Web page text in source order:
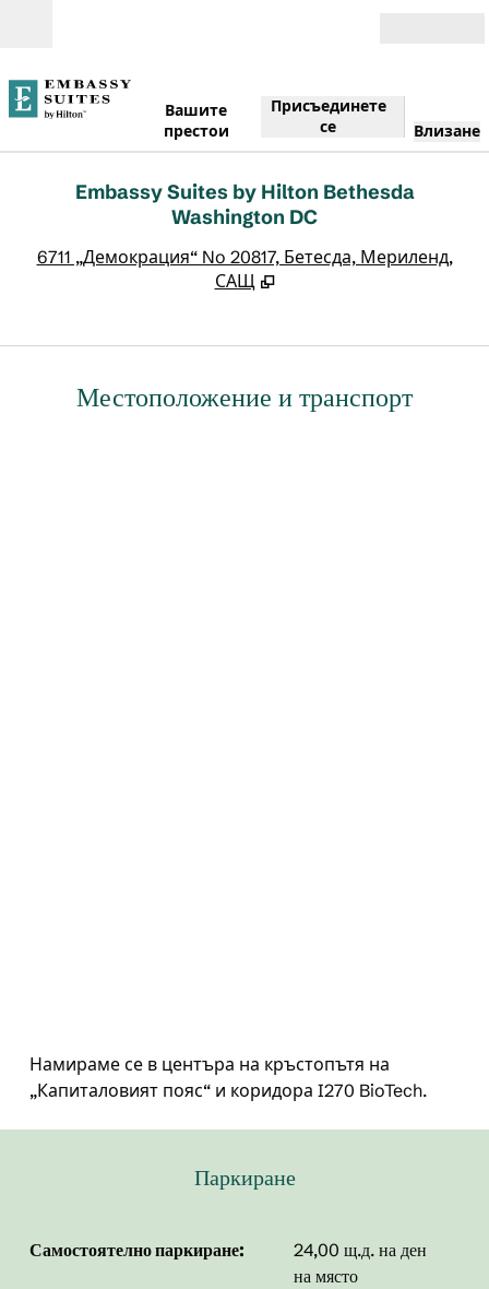
Вашите
престои
Присъединете
се
Влизане
Embassy Suites by Hilton Bethesda
Washington DC
6711 „Демокрация“ No 20817, Бетесда, Мериленд,
САЩ
Местоположение и транспорт
Намираме се в центъра на кръстопътя на
„Капиталовият пояс“ и коридора I270 BioTech.
Паркиране
Самостоятелно паркиране:
24,00 щ.д. на ден
на място